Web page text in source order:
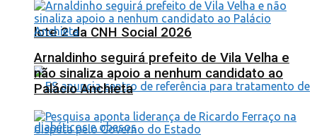
lote 2 da CNH Social 2026
Arnaldinho seguirá prefeito de Vila Velha e
não sinaliza apoio a nenhum candidato ao
Palácio Anchieta